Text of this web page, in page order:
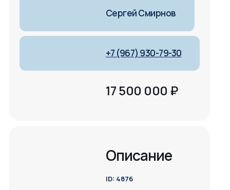
Сергей Смирнов
+7 (967) 930-79-30
17 500 000 ₽
Описание
ID: 4876